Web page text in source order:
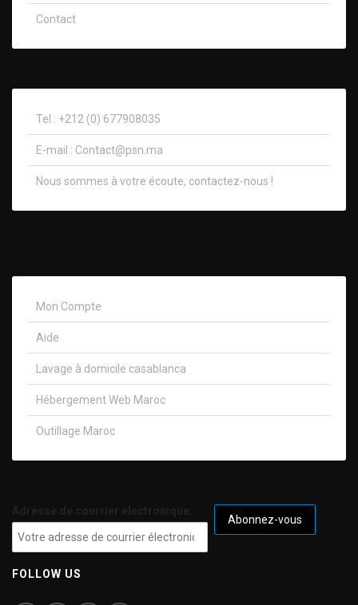
Contact
Tel : +212 (0) 677908035
E-mail : Contact@psn.ma
Nous sommes à votre écoute, contactez-nous !​
Mon Compte
Aide
Lavage à domicile casablanca
Hébergement Web Maroc
Outillage Maroc
FOLLOW US